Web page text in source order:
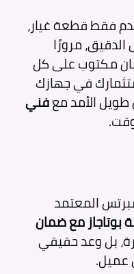
فقط قطعة غيار،
مرورًا
مكتوب على كل
في جهازك
طويل الأمد معفني
المعتمد
بوتاجاز مع ضمان
بل وعد حقيقي
عميل.